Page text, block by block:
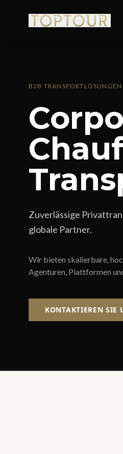
B2B TRANSPORTLÖSUNGEN
Zuverlässige
globale Partner.
Wir bieten skalierbare,
Agenturen, Plattformen
KONTAKTIEREN SIE